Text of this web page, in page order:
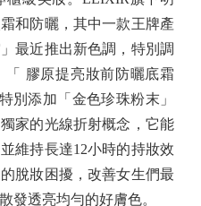
和防曬，其中一款王牌產
最近推出新色調，特別調
膠原提亮妝前防曬底霜
別添加「金色珍珠粉末」
家的光線折射概念，它能
維持長達12小時的持妝效
脫妝困擾，改善女生們最
發透亮均勻的好膚色。